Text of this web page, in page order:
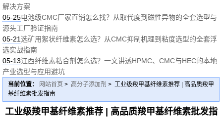
解决方案
05-25电池级CMC厂家直销怎么找？从取代度到磁性异物的全套选型与
源头工厂验证指南
05-21选矿用絮状纤维素怎么选？从CMC抑制机理到粘度选型的全套浮
选实战指南
05-13江西纤维素粘合剂怎么选？一文讲透HPMC、CMC与HEC的本地
产业选型与应用避坑
当前位置： 网站首页 > 高分子添加剂 > 工业级羧甲基纤维素推荐 | 高品质羧甲
基纤维素批发指南
工业级羧甲基纤维素推荐 | 高品质羧甲基纤维素批发指